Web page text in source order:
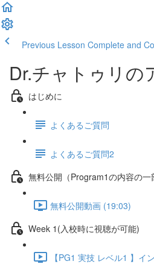
Previous Lesson Complete and
Dr.チャトゥリの
はじめに
よくあるご質問
よくあるご質問2
無料公開（Program1の内容の一
無料公開動画 (19:03)
Week 1(入校時に視聴が可能)
【PG1 実技 レベル1 】イ